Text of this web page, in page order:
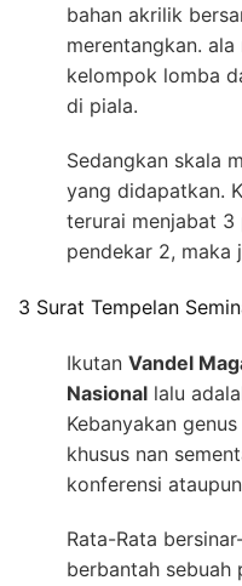
bahan akrilik
merentangkan.
kelompok lomba
di piala.
Sedangkan skala
yang didapatkan.
terurai menjabat 3
pendekar 2, maka
3 Surat Tempelan
Ikutan Vandel
Nasional lalu
Kebanyakan
khusus nan
konferensi
Rata-Rata
berbantah sebuah